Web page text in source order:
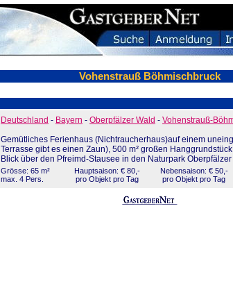
Vohenstrauß Böhmischbruck
Deutschland - Bayern - Oberpfälzer Wald - Vohenstrauß-
Gemütliches Ferienhaus (Nichtraucherhaus)auf einem
Terrasse gibt es einen Zaun), 500 m² großen
Blick über den Pfreimd-Stausee in den Naturpark
Grösse: 65 m²
max. 4 Pers.
Hauptsaison: € 80,-
pro Objekt pro Tag
Nebensaison: € 50,-
pro Objekt pro Tag